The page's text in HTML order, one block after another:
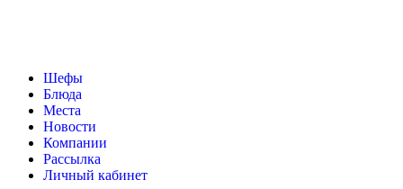
Шефы
Блюда
Места
Новости
Компании
Рассылка
Личный кабинет